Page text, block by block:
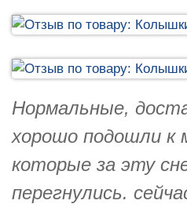
Нормальные,
хорошо подошли к
которые за эту
перегнулись.